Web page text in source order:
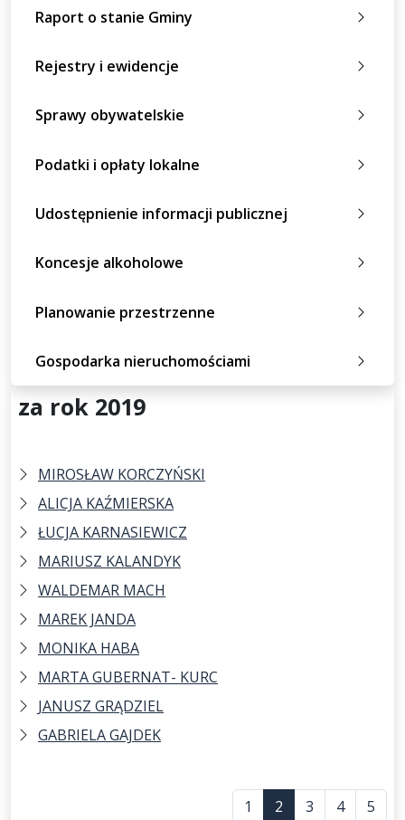
Raport o stanie Gminy
Rejestry i ewidencje
Sprawy obywatelskie
Podatki i opłaty lokalne
Udostępnienie informacji publicznej
Koncesje alkoholowe
Planowanie przestrzenne
Gospodarka nieruchomościami
za rok 2019
MIROSŁAW KORCZYŃSKI
ALICJA KAŹMIERSKA
ŁUCJA KARNASIEWICZ
MARIUSZ KALANDYK
WALDEMAR MACH
MAREK JANDA
MONIKA HABA
MARTA GUBERNAT- KURC
JANUSZ GRĄDZIEL
GABRIELA GAJDEK
1 2 3 4 5